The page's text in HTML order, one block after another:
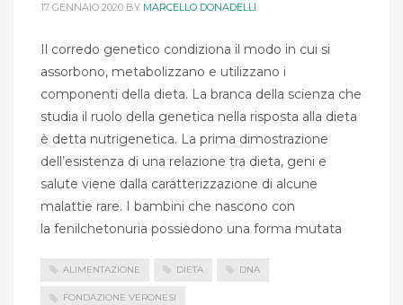
17 GENNAIO 2020 BY MARCELLO DONADELLI
Il corredo genetico condiziona il modo in cui si
assorbono, metabolizzano e utilizzano i
componenti della dieta. La branca della scienza che
studia il ruolo della genetica nella risposta alla dieta
è detta nutrigenetica. La prima dimostrazione
dell’esistenza di una relazione tra dieta, geni e
salute viene dalla caratterizzazione di alcune
malattie rare. I bambini che nascono con
la fenilchetonuria possiedono una forma mutata
ALIMENTAZIONE DIETA DNA
FONDAZIONE VERONESI